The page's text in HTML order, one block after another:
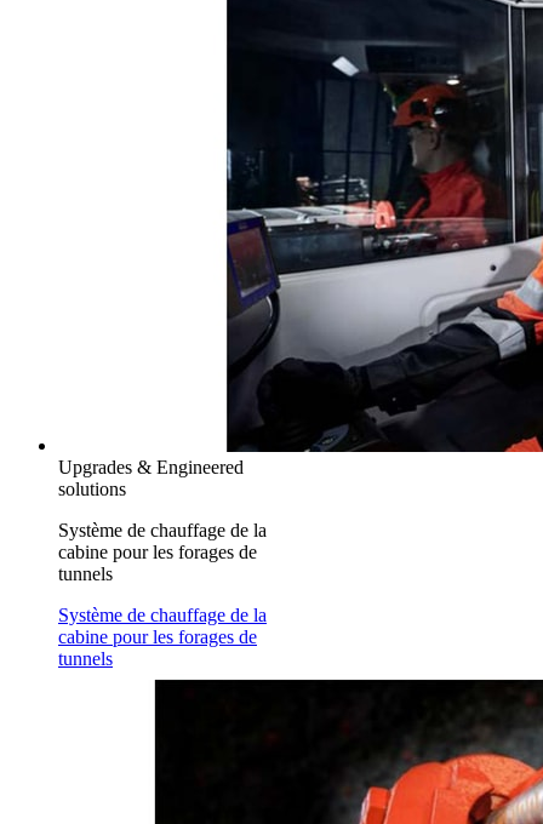
Upgrades & Engineered
solutions
Système de chauffage de la
cabine pour les forages de
tunnels
Système de chauffage de la
cabine pour les forages de
tunnels